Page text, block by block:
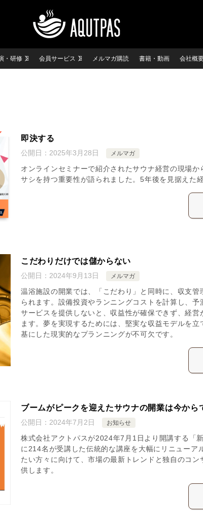
・研修 会員サービス メルマガ購読 書籍・動画 会社概
即決する
公開日： 2025年3月28日 メルマガ
オンラインセミナーで紹介されたサウナ経営の現場か
サシを持つ重要性が語られました。5年後を見据えた
こだわりだけでは儲からない
公開日： 2024年9月13日 メルマガ
温浴施設の開業では、「こだわり」と同時に、収支管
られます。設備投資やランニングコストを計算し、予
サービスを提供しないと、収益性が確保できず、経営
ます。夢を実現するためには、堅実な収益モデルを
基にした現実的なプランニングが不可欠です。
ブームがピークを迎えたサウナの開業は今から
公開日： 2024年7月2日 お知らせ
株式会社アクトパスが2024年7月1日より開講する「
に214名が受講した伝統的な講座を大幅にリニューア
たい方々に向けて、市場の最新トレンドと独自のコン
供します。